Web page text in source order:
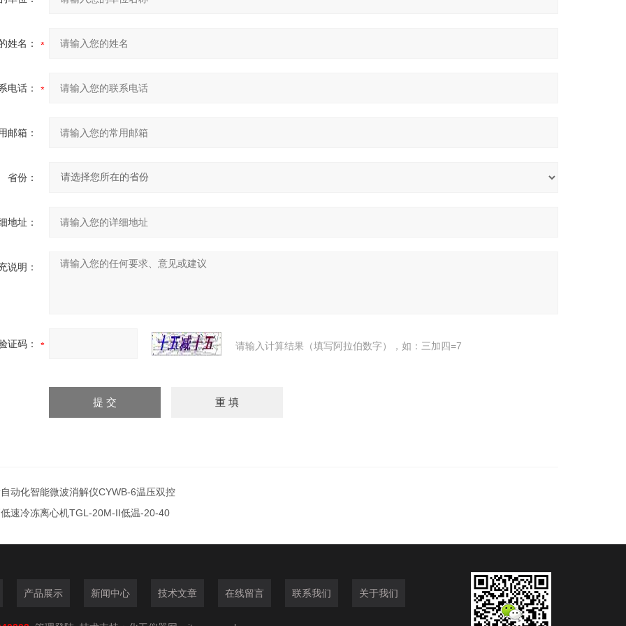
姓名：
电话：
邮箱：
省份：
地址：
说明：
证码： 请输入计算结果（填写阿拉伯数字），如：三加四=7
动化智能微波消解仪CYWB-6温压双控
速冷冻离心机TGL-20M-II低温-20-40
产品展示 新闻中心 技术文章 在线留言 联系我们 关于我们